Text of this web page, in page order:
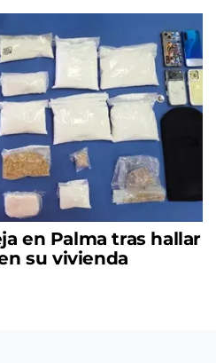
en Palma tras hallar
su vivienda